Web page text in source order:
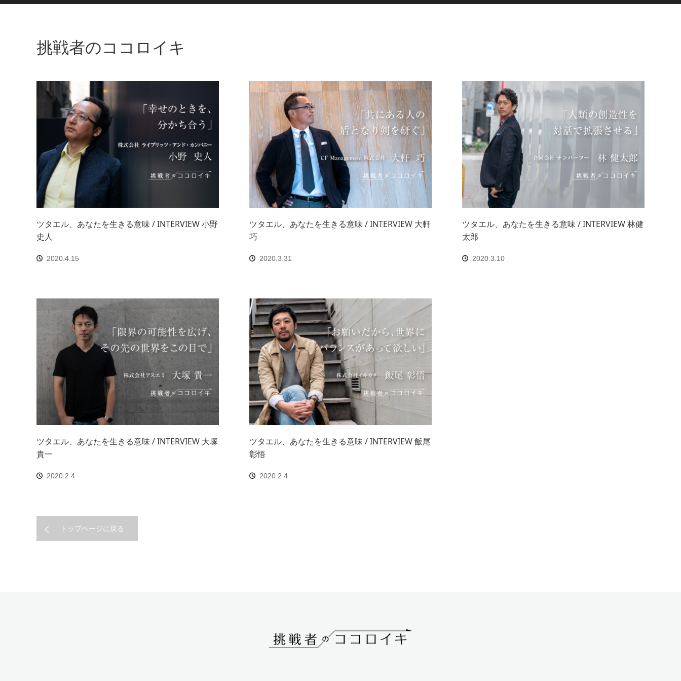
挑戦者のココロイキ
ツタエル、あなたを生きる意味 / INTERVIEW 小野
史人
2020.4.15
ツタエル、あなたを生きる意味 / INTERVIEW 大軒
巧
2020.3.31
ツタエル、あなたを生きる意味 / INTERVIEW 林健
太郎
2020.3.10
ツタエル、あなたを生きる意味 / INTERVIEW 大塚
貴一
2020.2.4
ツタエル、あなたを生きる意味 / INTERVIEW 飯尾
彰悟
2020.2.4
トップページに戻る